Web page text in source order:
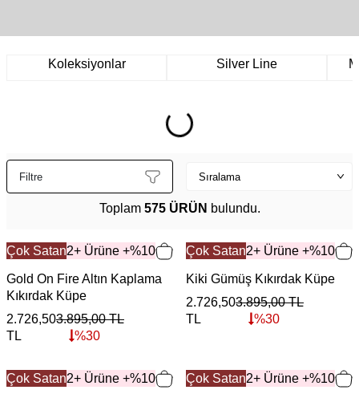
Koleksiyonlar Silver Line
Filtre
Toplam 575 ÜRÜN bulundu.
Çok Satan2+ Ürüne +%10
Gold On Fire Altın Kaplama
Kıkırdak Küpe
2.726,50
TL
3.895,00TL
%30
Çok Satan2+ Ürüne +%10
Kiki Gümüş Kıkırdak Küpe
2.726,50
TL
3.895,00TL
%30
Çok Satan2+ Ürüne +%10 Çok Satan2+ Ürüne +%10